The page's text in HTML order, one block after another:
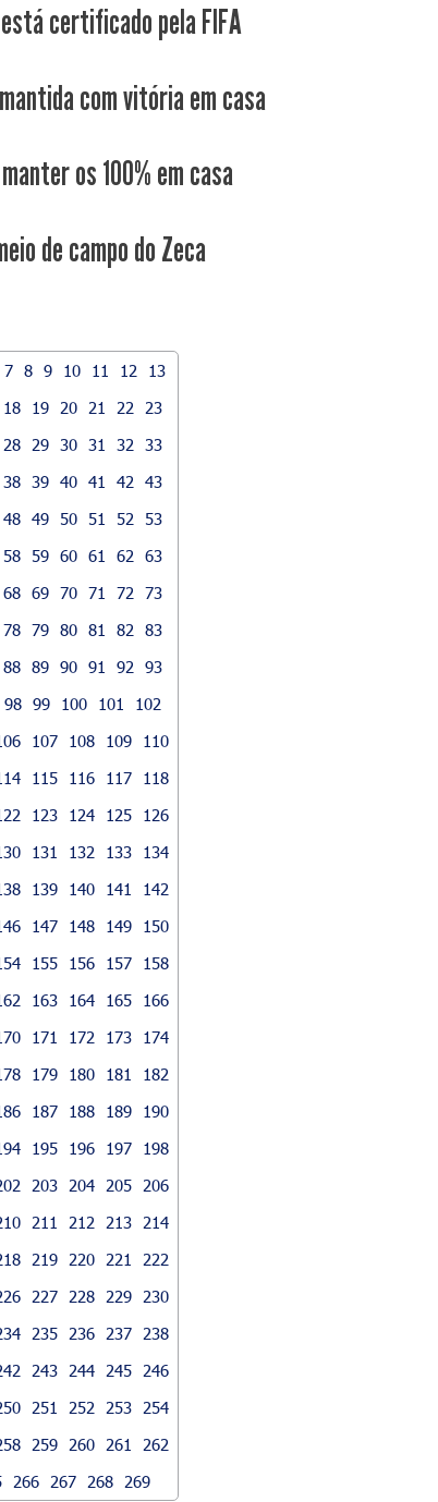
certificado pela FIFA
com vitória em casa
os 100% em casa
de campo do Zeca
7 8 9 10 11 12
13
18 19 20 21 22
23
28 29 30 31 32
33
38 39 40 41 42
43
48 49 50 51 52
53
58 59 60 61 62
63
68 69 70 71 72
73
78 79 80 81 82
83
88 89 90 91 92
93
98 99 100 101
102
107 108 109
110
115 116 117
118
123 124 125
126
131 132 133
134
139 140 141
142
147 148 149
150
155 156 157
158
163 164 165
166
171 172 173
174
179 180 181
182
187 188 189
190
195 196 197
198
203 204 205
206
211 212 213
214
219 220 221
222
227 228 229
230
235 236 237
238
243 244 245
246
251 252 253
254
259 260 261
262
266 267 268 269